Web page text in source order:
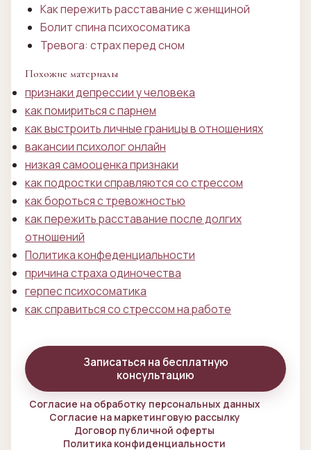
Как пережить расставание с женщиной
Болит спина психосоматика
Тревога: страх перед сном
Похожие материалы
признаки депрессии у человека
как помириться с парнем
как выстроить личные границы в отношениях
вакансии психолог онлайн
низкая самооценка признаки
как подростки справляются со стрессом
как бороться с тревожностью
как пережить расставание после долгих
отношений
Политика конфеденциальности
причина страха одиночества
герпес психосоматика
как справиться со стрессом на работе
Записаться на бесплатную
консультацию
Согласие на обработку персональных данных
Согласие на маркетинговую рассылку
Договор публичной оферты
Политика конфиденциальности